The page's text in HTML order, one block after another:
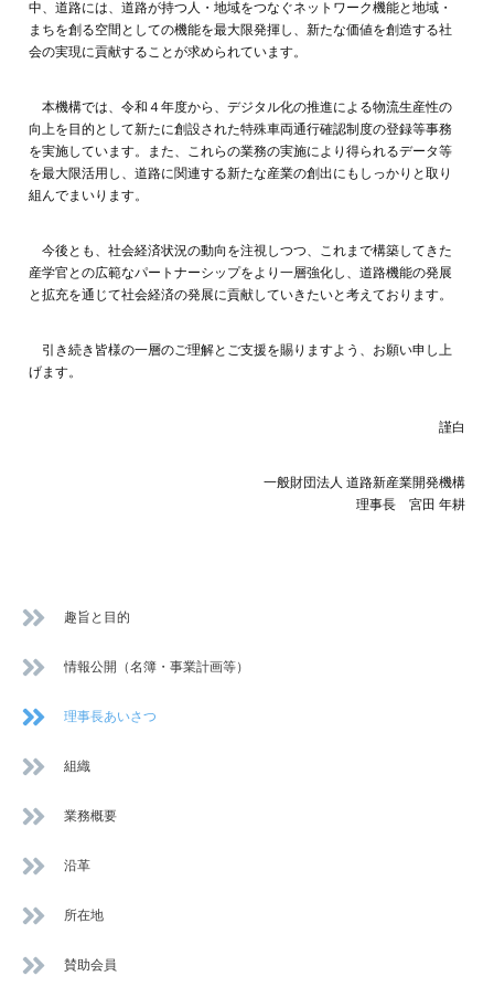
中、道路には、道路が持つ人・地域をつなぐネットワーク機能と地域・
まちを創る空間としての機能を最大限発揮し、新たな価値を創造する社
会の実現に貢献することが求められています。
本機構では、令和４年度から、デジタル化の推進による物流生産性の
向上を目的として新たに創設された特殊車両通行確認制度の登録等事務
を実施しています。また、これらの業務の実施により得られるデータ等
を最大限活用し、道路に関連する新たな産業の創出にもしっかりと取り
組んでまいります。
今後とも、社会経済状況の動向を注視しつつ、これまで構築してきた
産学官との広範なパートナーシップをより一層強化し、道路機能の発展
と拡充を通じて社会経済の発展に貢献していきたいと考えております。
引き続き皆様の一層のご理解とご支援を賜りますよう、お願い申し上
げます。
謹白
一般財団法人 道路新産業開発機構
理事長 宮田 年耕
趣旨と目的
情報公開（名簿・事業計画等）
理事長あいさつ
組織
業務概要
沿革
所在地
賛助会員